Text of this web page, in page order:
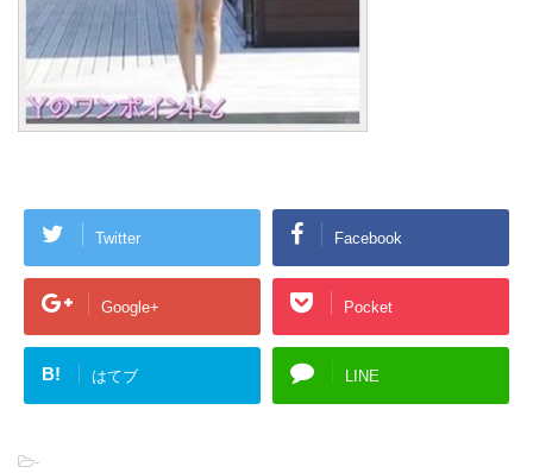
Twitter Facebook
Google+ Pocket
B! はてブ LINE
-